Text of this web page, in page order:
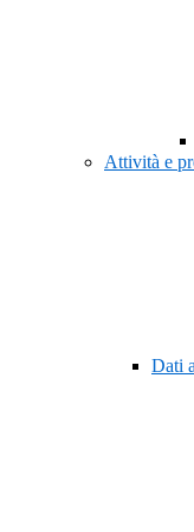
Attività e
Dati